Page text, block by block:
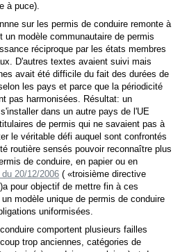
à puce).
sur les permis de conduire remonte à
un modèle communautaire de permis
réciproque par les états membres
D'autres textes avaient suivi mais
avait été difficile du fait des durées de
les pays et parce que la périodicité
pas harmonisées. Résultat: un
dans un autre pays de l'UE
de permis qui ne savaient pas à
le véritable défi auquel sont confrontés
routière sensés pouvoirreconnaîtreplus
de conduire, en papier ou en
20/12/2006 ( «troisième directive
pour objectif de mettre fin à ces
unmodèle unique de permis de conduire
uniformisées.
comportent plusieurs failles
trop anciennes, catégories de